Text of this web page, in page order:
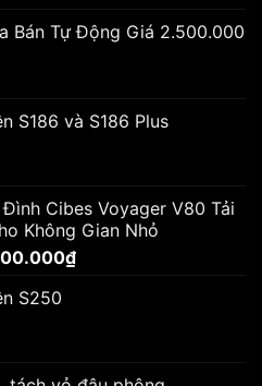
Bán Tự Động Giá 2.500.000
S186 và S186 Plus
Cibes Voyager V80 Tải
Không Gian Nhỏ
₫Giá
S250